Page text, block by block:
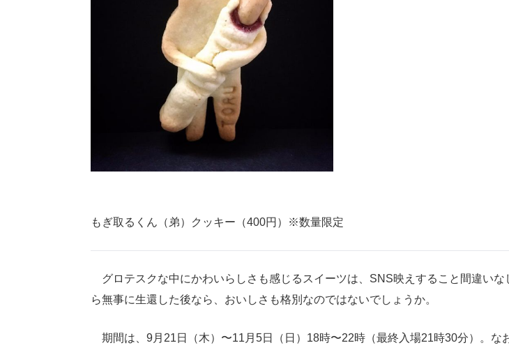
もぎ取るくん（弟）クッキー（400円）※数量限定
グロテスクな中にかわいらしさも感じるスイーツは、SNS映えすること間違い
ら無事に生還した後なら、おいしさも格別なのではないでしょうか。
期間は、9月21日（木）〜11月5日（日）18時〜22時（最終入場21時30分）。な